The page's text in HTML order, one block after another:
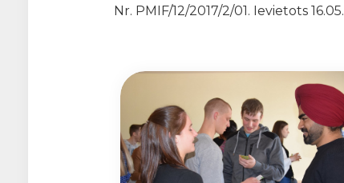
Nr. PMIF/12/2017/2/01. Ievietots 16.05.